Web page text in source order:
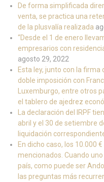
De forma simplificada
venta, se practica una
de la plusvalía realizada
“Desde el 1 de enero
empresarios con
agosto 29, 2022
Esta ley, junto con la
doble imposición con
Luxemburgo, entre otros
el tablero de ajedrez
La declaración del IRPF
abril y el 30 de setiembre
liquidación
En dicho caso, los 10.000
mencionados. Cuando
país, como puede ser
las preguntas más